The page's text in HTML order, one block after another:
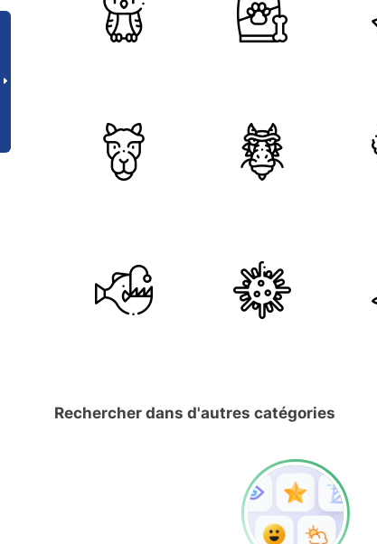
Rechercher dans d'autres catégories